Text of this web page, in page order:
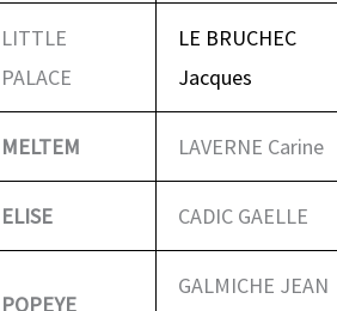
LITTLE
PALACE
LE BRUCHEC
Jacques
MELTEM LAVERNE Carine
ELISE CADIC GAELLE
POPEYE
GALMICHE JEAN